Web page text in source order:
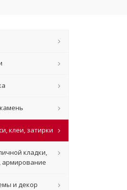
клеи, затирки
кладки,
армирование
и декор